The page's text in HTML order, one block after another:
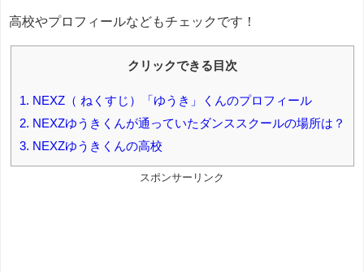
高校やプロフィールなどもチェックです！
クリックできる目次
1. NEXZ（ ねくすじ）「ゆうき」くんのプロフィール
2. NEXZゆうきくんが通っていたダンススクールの場所は？
3. NEXZゆうきくんの高校
スポンサーリンク